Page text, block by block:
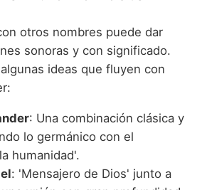
otros nombres puede dar
sonoras y con significado.
ideas que fluyen con
: Una combinación clásica y
lo germánico con el
humanidad'.
: 'Mensajero de Dios' junto a